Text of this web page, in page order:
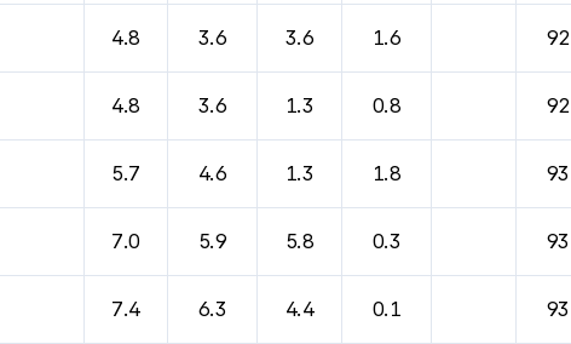
4.8 3.6 3.6 1.6 92
4.8 3.6 1.3 0.8 92
5.7 4.6 1.3 1.8 93
7.0 5.9 5.8 0.3 93
7.4 6.3 4.4 0.1 93